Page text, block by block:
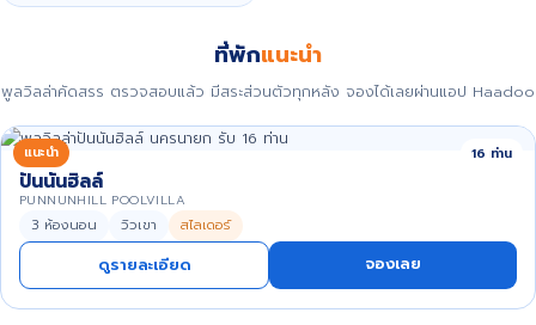
ที่พักแนะนำ
พูลวิลล่าคัดสรร ตรวจสอบแล้ว มีสระส่วนตัวทุกหลัง จองได้เลยผ่านแอป Haadoo
แนะนำ 16 ท่าน
ปันนันฮิลล์
PUNNUNHILL POOLVILLA
3 ห้องนอน วิวเขา สไลเดอร์
ดูรายละเอียด จองเลย